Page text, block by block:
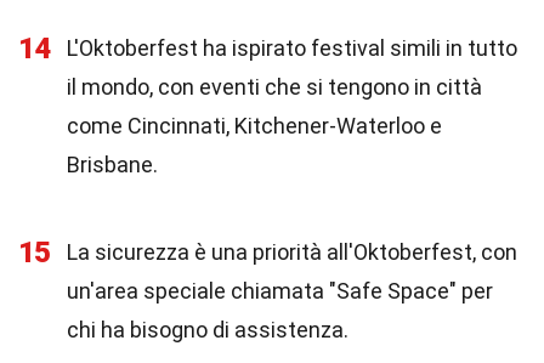
14
L'Oktoberfest ha ispirato festival simili in tutto
il mondo, con eventi che si tengono in città
come Cincinnati, Kitchener-Waterloo e
Brisbane.
15
La sicurezza è una priorità all'Oktoberfest, con
un'area speciale chiamata "Safe Space" per
chi ha bisogno di assistenza.